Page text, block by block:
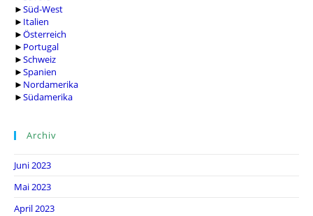
►Süd-West
► Italien
►Österreich
► Portugal
►Schweiz
►Spanien
► Nordamerika
►Südamerika
Archiv
Juni 2023
Mai 2023
April 2023